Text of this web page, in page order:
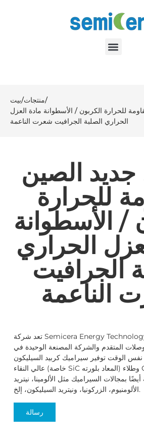
بيت/منتجات/
للحرارة الكربون / الأسطوانة مادة العزل
الحراري الصلبة الجرافيت شعرت الناعمة
الصين
للحرارة
/ الأسطوانة
الحراري
الجرافيت
الناعمة
تعد شركة Semicera Energy Technology Co., Ltd. موردًا رائدًا
المتقدم والشركة المصنعة الوحيدة في
نفس الوقت توفير سيراميك كربيد السيليكون
عالي النقاء (خاصة SiC المعاد بلورته) وطلاء CVD SiC. بالإضافة إلى
بمجالات السيراميك مثل الألومينا، نيتريد
الألومنيوم، الزركونيا، ونيتريد السيليكون، إلخ.
رسالة